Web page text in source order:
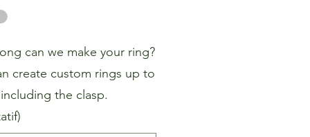
can we make your ring?
create custom rings up to
the clasp.